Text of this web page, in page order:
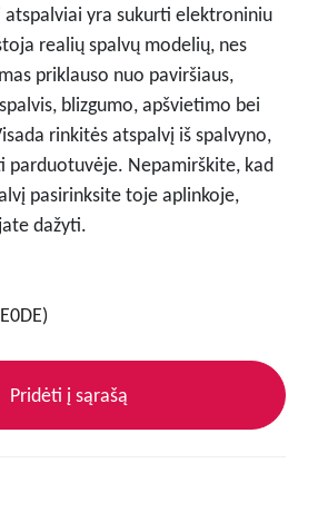
atspalviai yra sukurti elektroniniu
realių spalvų modelių, nes
priklauso nuo paviršiaus,
blizgumo, apšvietimo bei
rinkitės atspalvį iš spalvyno,
parduotuvėje. Nepamirškite, kad
pasirinksite toje aplinkoje,
dažyti.
Pridėti į sąrašą